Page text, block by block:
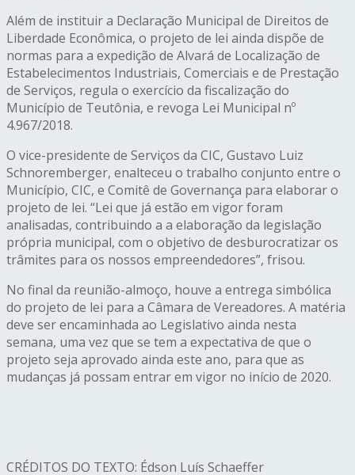
Além de instituir a Declaração Municipal de Direitos de
Liberdade Econômica, o projeto de lei ainda dispõe de
normas para a expedição de Alvará de Localização de
Estabelecimentos Industriais, Comerciais e de Prestação
de Serviços, regula o exercício da fiscalização do
Município de Teutônia, e revoga Lei Municipal nº
4.967/2018.
O vice-presidente de Serviços da CIC, Gustavo Luiz
Schnoremberger, enalteceu o trabalho conjunto entre o
Município, CIC, e Comitê de Governança para elaborar o
projeto de lei. “Lei que já estão em vigor foram
analisadas, contribuindo a a elaboração da legislação
própria municipal, com o objetivo de desburocratizar os
trâmites para os nossos empreendedores”, frisou.
No final da reunião-almoço, houve a entrega simbólica
do projeto de lei para a Câmara de Vereadores. A matéria
deve ser encaminhada ao Legislativo ainda nesta
semana, uma vez que se tem a expectativa de que o
projeto seja aprovado ainda este ano, para que as
mudanças já possam entrar em vigor no início de 2020.
CRÉDITOS DO TEXTO: Édson Luís Schaeffer